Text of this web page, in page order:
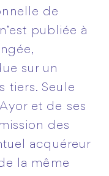
de
publiée à
sur un
tiers. Seule
et de ses
des
acquéreur
la même